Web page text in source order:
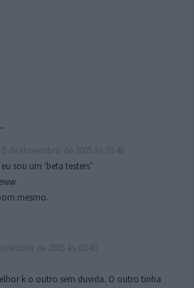
sou um ‘beta testers’
mesmo..
k o outro sem duvida. O outro tinha